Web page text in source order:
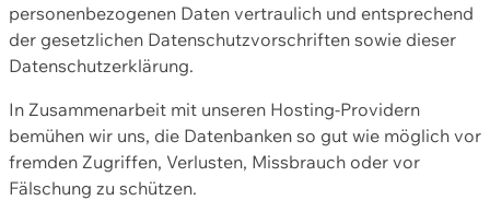
personenbezogenen Daten vertraulich und entsprechend
der gesetzlichen Datenschutzvorschriften sowie dieser
Datenschutzerklärung.
In Zusammenarbeit mit unseren Hosting-Providern
bemühen wir uns, die Datenbanken so gut wie möglich vor
fremden Zugriffen, Verlusten, Missbrauch oder vor
Fälschung zu schützen.